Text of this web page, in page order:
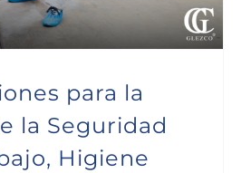
para la
la Seguridad
Higiene